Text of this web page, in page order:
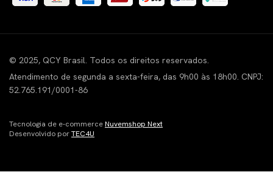
© 2025, QCY Brasil. Todos os direitos reservados.
Atendimento de segunda a sexta-feira, das 9h00 às 18h00. CNPJ:
52.765.191/0001-86
Tecnologia de e-commerceNuvemshop Next
Desenvolvido porTEC4U